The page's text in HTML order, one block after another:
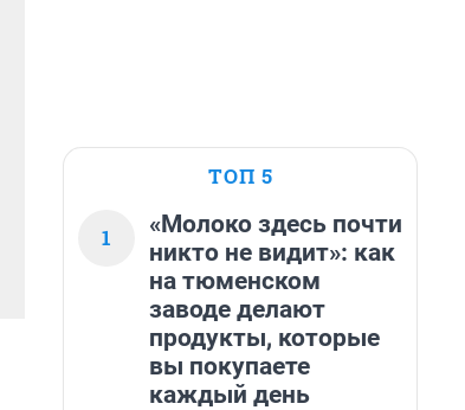
ТОП 5
1
«Молоко здесь почти
никто не видит»: как
на тюменском
заводе делают
продукты, которые
вы покупаете
каждый день